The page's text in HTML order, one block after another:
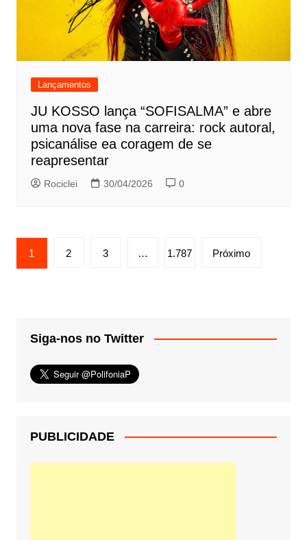
Lançamentos
JU KOSSO lança “SOFISALMA” e abre
uma nova fase na carreira: rock autoral,
psicanálise ea coragem de se
reapresentar
Rociclei 30/04/2026 0
Paginação
de
1 2 3 … 1.787 Próximo
Siga-nos no Twitter
PUBLICIDADE